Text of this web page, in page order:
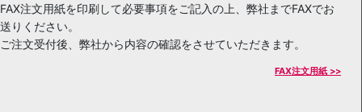
FAX注文用紙を印刷して必要事項をご記入の上、弊社までFAXでお
送りください。
ご注文受付後、弊社から内容の確認をさせていただきます。
FAX注文用紙 >>